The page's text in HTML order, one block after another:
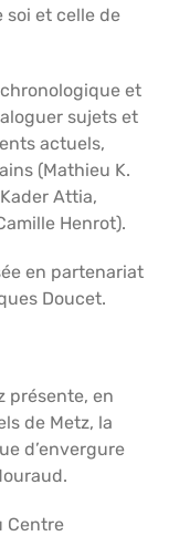
soi et celle de
et
sujets et
actuels,
(Mathieu K.
Attia,
Henrot).
en partenariat
Doucet.
présente, en
de Metz, la
d’envergure
Centre